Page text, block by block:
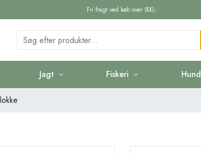
Fri fragt ved køb over 500,-
Jagt Fiskeri Hund